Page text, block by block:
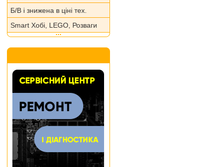
Б/В і знижена в ціні тех.
Smart Хобі, LEGO, Розваги